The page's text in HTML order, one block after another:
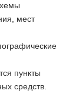
мест
пункты
средств.